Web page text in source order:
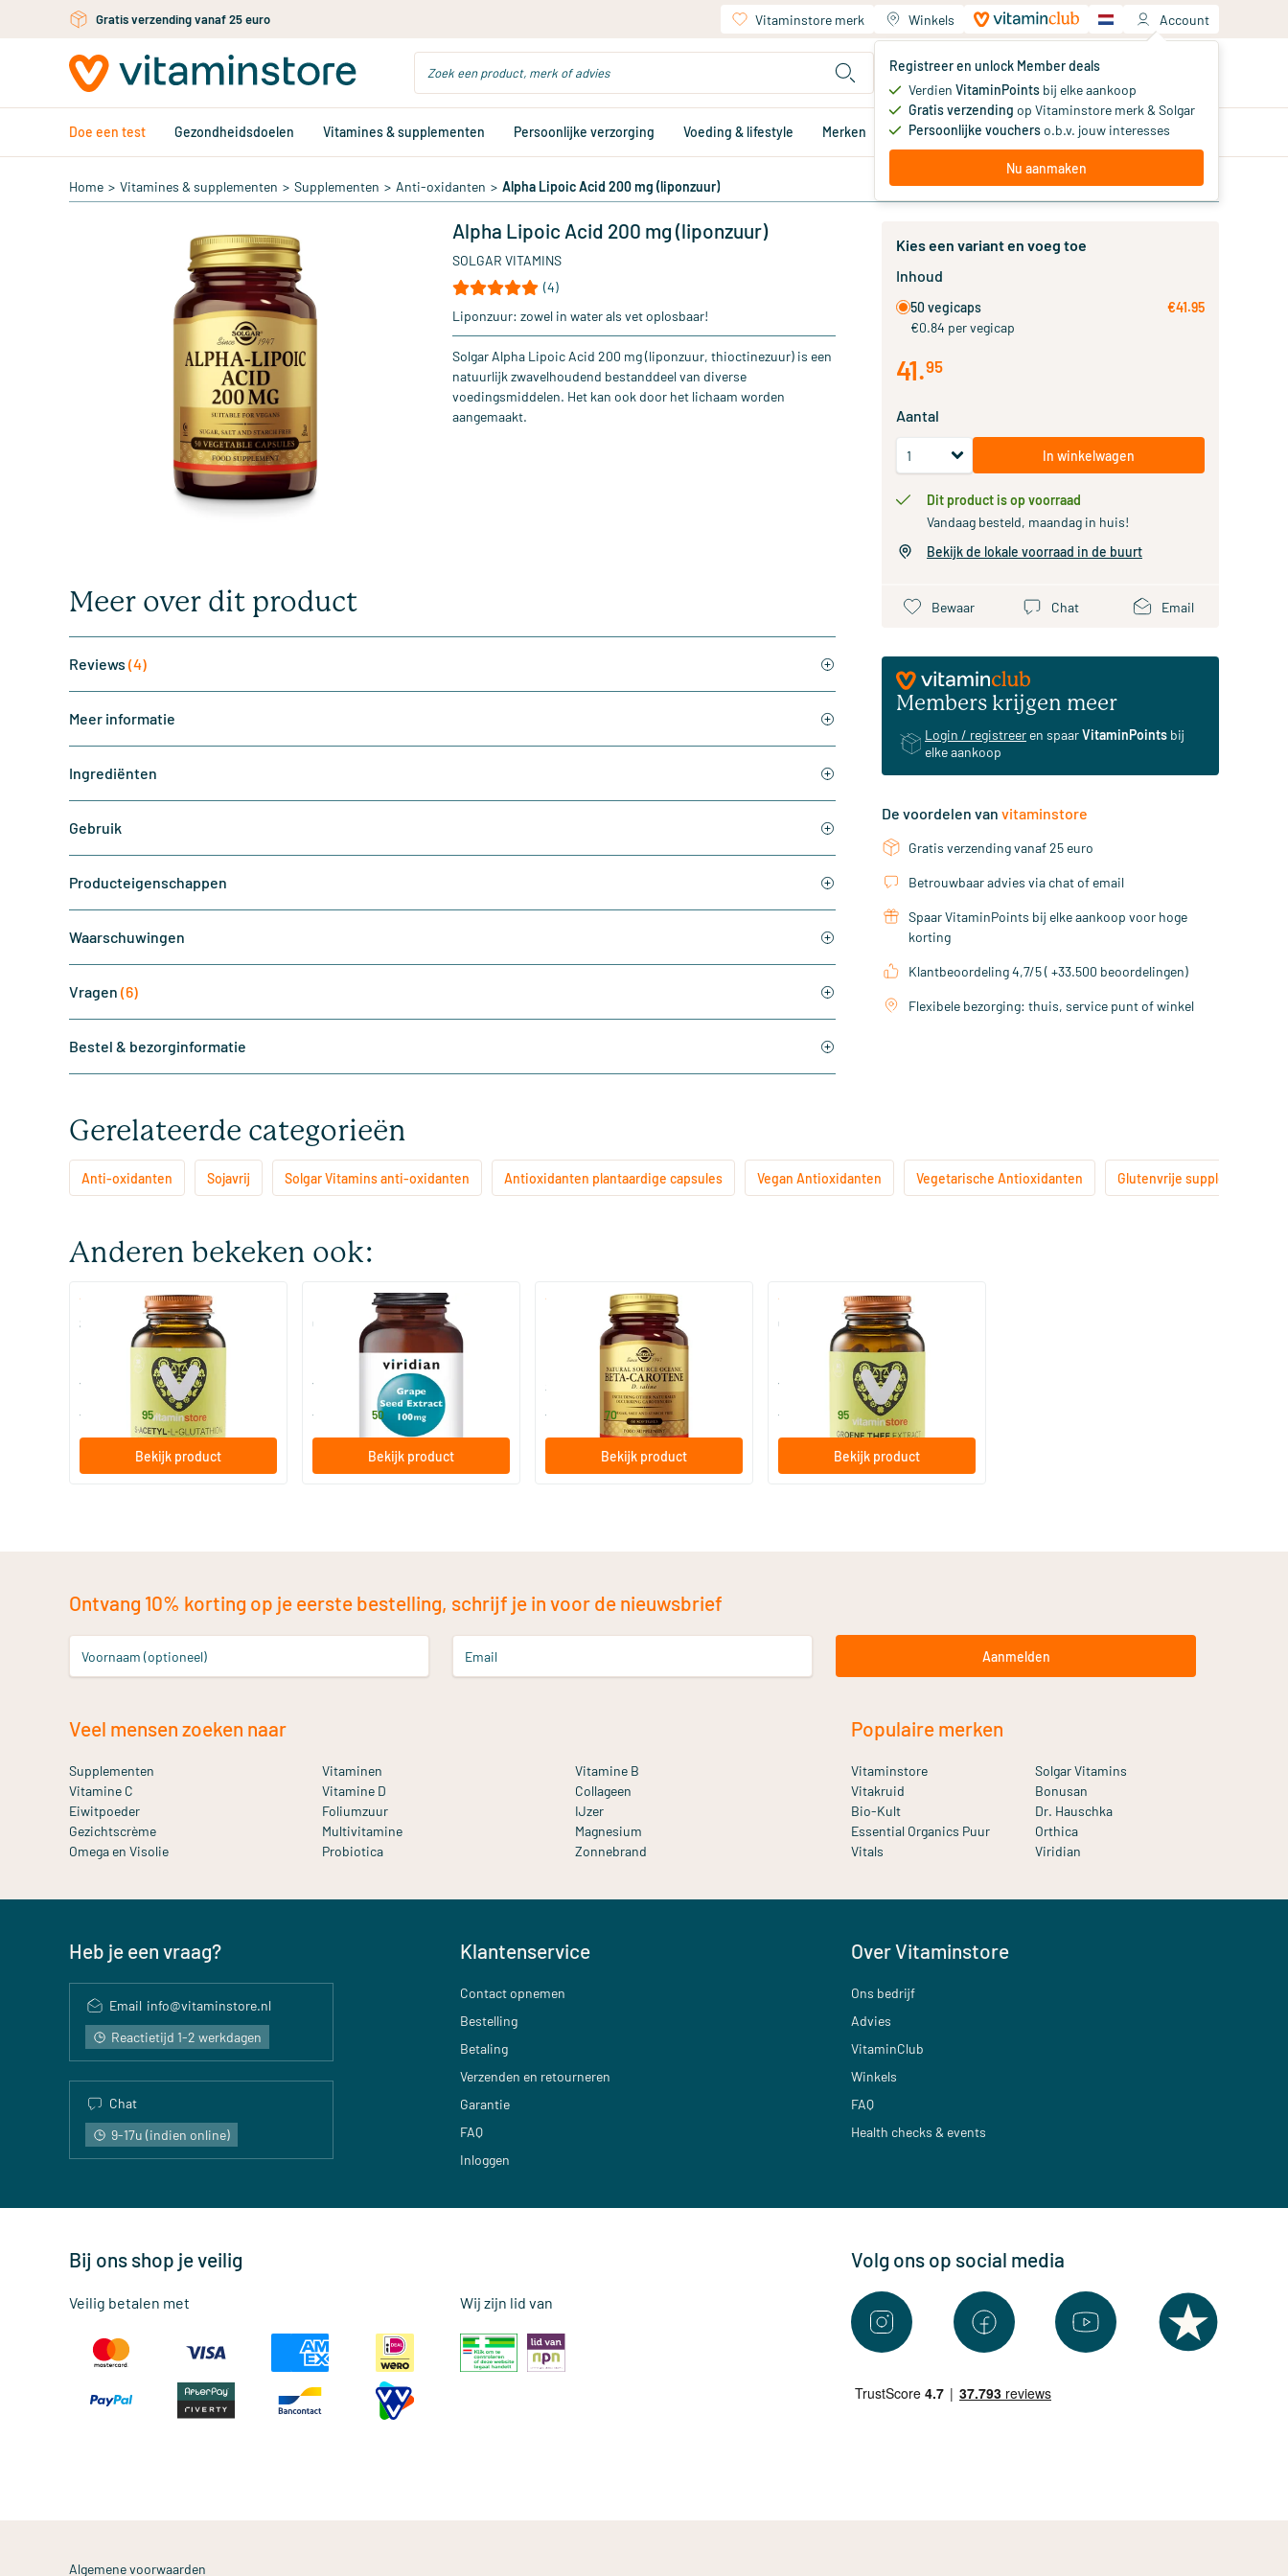
Ga naar de hoofdinhoud Vitaminstore merk Winkels Account
Registreer en unlock Member deals
Verdien VitaminPoints bij elke aankoop
Gratis verzending op Vitaminstore merk & Solgar
Persoonlijke voucherso.b.v. jouw interesses
Nu aanmaken
Jouw winkelwagen
Je hebt nog geen producten
Doe een test Gezondheidsdoelen Vitamines & supplementen Persoonlijke verzorging Voeding & lifestyle Merken Aanbiedingen Memberdeals
Home > Vitamines & supplementen > Supplementen > Anti-oxidanten > Alpha Lipoic Acid 200 mg (liponzuur)
Alpha Lipoic Acid 200 mg (liponzuur)
SOLGAR VITAMINS
(4)
Liponzuur: zowel in water als vet oplosbaar!
Solgar Alpha Lipoic Acid 200 mg (liponzuur, thioctinezuur) is een
natuurlijk zwavelhoudend bestanddeel van diverse
voedingsmiddelen. Het kan ook door het lichaam worden
aangemaakt.
Meer over dit product
Reviews (4)
Meer informatie
Ingrediënten
Gebruik
Producteigenschappen
Waarschuwingen
Vragen (6)
Bestel & bezorginformatie
Kies een variant en voeg toe
Inhoud
50 vegicaps
€0.84 per vegicap
€41.95
41.95
Aantal
In winkelwagen
Dit product is op voorraad
Vandaag besteld, maandag in huis!
Bekijk de lokale voorraad in de buurt
Bewaar Chat Email
Members krijgen meer
Login / registreer en spaarVitaminPoints bij
elke aankoop
De voordelen van vitaminstore
Gratis verzending vanaf 25 euro
Betrouwbaar advies via chat of email
Spaar VitaminPoints bij elke aankoop voor hoge
korting
Klantbeoordeling 4,7/5 ( +33.500 beoordelingen)
Flexibele bezorging: thuis, service punt of winkel
Gerelateerde categorieën
Anti-oxidanten Sojavrij Solgar Vitamins anti-oxidanten Antioxidanten plantaardige capsules Vegan Antioxidanten Vegetarische Antioxidanten Glutenvrije supplementen
Anderen bekeken ook:
(6)
S-Acetyl-L-Glutathion
30 Plantaardige capsules
Vitaminstore
vanaf 95
Bekijk product
Grape Seed Extract 100 mg
30 vegicaps
Viridian
vanaf 50
Bekijk product
(6)
Beta-Carotene 7 mg
60 softgels
Solgar Vitamins
vanaf .70
Bekijk product
(23)
Groene Thee Extract
60 vegicaps
Vitaminstore
vanaf 95
Bekijk product
Ontvang 10% korting op je eerste bestelling, schrijf je in voor de nieuwsbrief
Voornaam (optioneel) Email Aanmelden
Veel mensen zoeken naar
Supplementen Vitaminen
Vitamine B
Vitamine C
Vitamine D
Collageen
Eiwitpoeder
Foliumzuur
IJzer
Gezichtscrème
Multivitamine
Magnesium
Omega en Visolie
Probiotica Zonnebrand
Populaire merken
Vitaminstore
Solgar Vitamins
Vitakruid
Bonusan
Bio-Kult
Dr. Hauschka
Essential Organics Puur
Orthica
Vitals
Viridian
Heb je een vraag?
Email info@vitaminstore.nl
Reactietijd 1-2 werkdagen
Chat
9-17u (indien online)
Klantenservice
Contact opnemen
Bestelling
Betaling
Verzenden en retourneren
Garantie
FAQ
Inloggen
Over Vitaminstore
Ons bedrijf
Advies
VitaminClub
Winkels
FAQ
Health checks & events
Bij ons shop je veilig
Veilig betalen met Wij zijn lid van
Volg ons op social media
Algemene voorwaarden